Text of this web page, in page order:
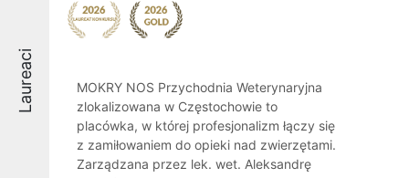
Laureaci
MOKRY NOS Przychodnia Weterynaryjna
zlokalizowana w Częstochowie to
placówka, w której profesjonalizm łączy się
z zamiłowaniem do opieki nad zwierzętami.
Zarządzana przez lek. wet. Aleksandrę